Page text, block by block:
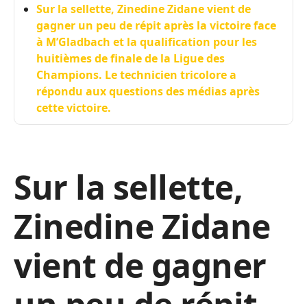
Sur la sellette, Zinedine Zidane vient de
gagner un peu de répit après la victoire face
à M’Gladbach et la qualification pour les
huitièmes de finale de la Ligue des
Champions. Le technicien tricolore a
répondu aux questions des médias après
cette victoire.
Sur la sellette,
Zinedine Zidane
vient de gagner